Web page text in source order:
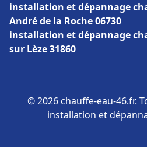
installation et dépannage
André de la Roche 06730
installation et dépannage
sur Lèze 31860
© 2026 chauffe-eau-46.fr.
installation et